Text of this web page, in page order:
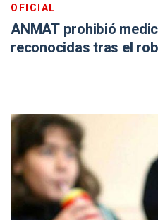
OFICIAL
ANMAT prohibió
reconocidas tras el